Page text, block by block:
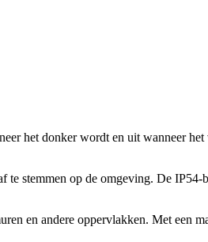
het donker wordt en uit wanneer
stemmen op de omgeving. De IP54-
en andere oppervlakken. Met een